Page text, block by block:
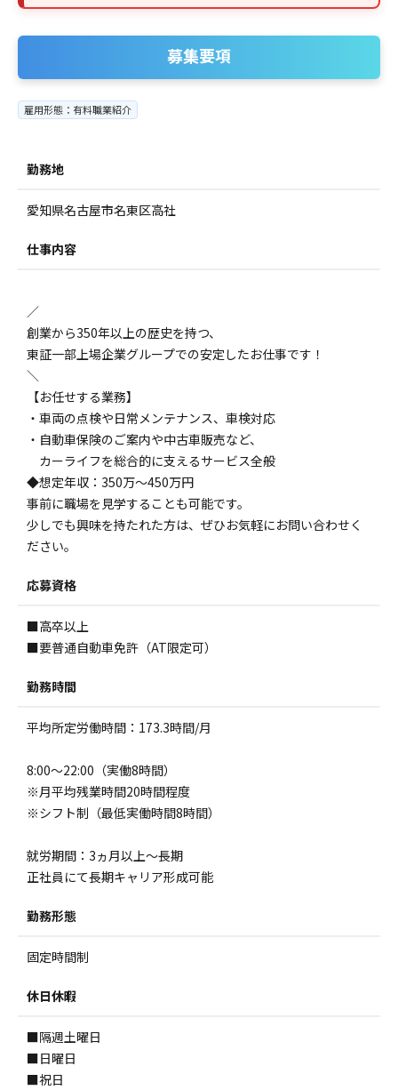
募集要項
雇用形態：有料職業紹介
勤務地
愛知県名古屋市名東区高社
仕事内容
／
創業から350年以上の歴史を持つ、
東証一部上場企業グループでの安定したお仕事です！
＼
【お任せする業務】
・車両の点検や日常メンテナンス、車検対応
・自動車保険のご案内や中古車販売など、
カーライフを総合的に支えるサービス全般
◆想定年収：350万～450万円
事前に職場を見学することも可能です。
少しでも興味を持たれた方は、ぜひお気軽にお問い合わせく
ださい。
応募資格
■高卒以上
■要普通自動車免許（AT限定可）
勤務時間
平均所定労働時間：173.3時間/月
8:00～22:00（実働8時間）
※月平均残業時間20時間程度
※シフト制（最低実働時間8時間）
就労期間：3ヵ月以上～長期
正社員にて長期キャリア形成可能
勤務形態
固定時間制
休日休暇
■隔週土曜日
■日曜日
■祝日